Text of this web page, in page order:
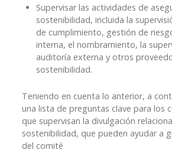
Supervisar las actividades de
sostenibilidad, incluida la
de cumplimiento, gestión de
interna, el nombramiento, la
auditoría externa y otros
sostenibilidad.
Teniendo en cuenta lo anterior, a
una lista de preguntas clave para los
que supervisan la divulgación
sostenibilidad, que pueden ayudar a
del comité